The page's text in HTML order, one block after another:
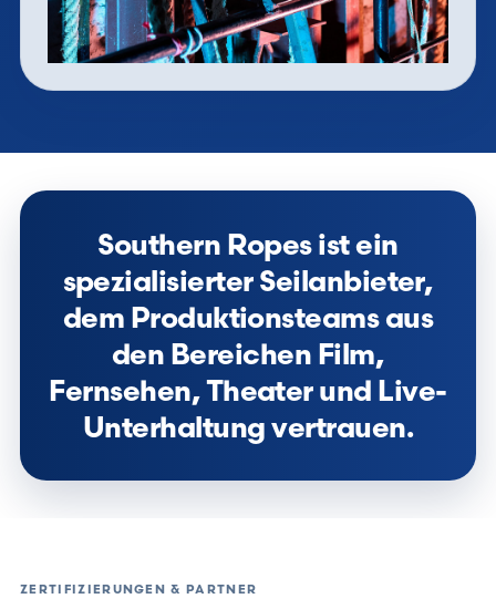
Southern Ropes ist ein
spezialisierter Seilanbieter,
dem Produktionsteams aus
den Bereichen Film,
Fernsehen, Theater und Live-
Unterhaltung vertrauen.
ZERTIFIZIERUNGEN & PARTNER